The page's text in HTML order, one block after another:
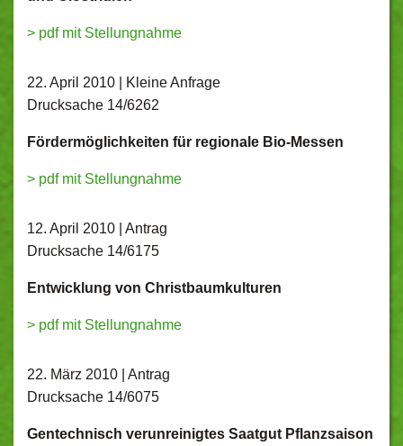
> pdf mit Stellungnahme
22. April 2010 | Kleine Anfrage
Drucksache 14/6262
Fördermöglichkeiten für regionale Bio-Messen
> pdf mit Stellungnahme
12. April 2010 | Antrag
Drucksache 14/6175
Entwicklung von Christbaumkulturen
> pdf mit Stellungnahme
22. März 2010 | Antrag
Drucksache 14/6075
Gentechnisch verunreinigtes Saatgut Pflanzsaison